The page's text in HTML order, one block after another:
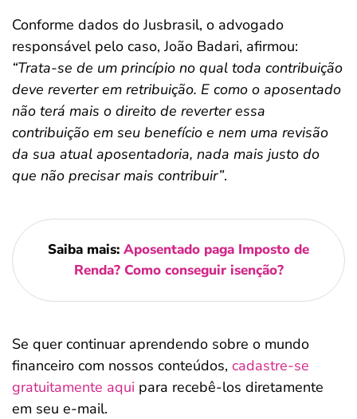
Conforme dados do Jusbrasil, o advogado
responsável pelo caso, João Badari, afirmou:
“Trata-se de um princípio no qual toda contribuição
deve reverter em retribuição. E como o aposentado
não terá mais o direito de reverter essa
contribuição em seu benefício e nem uma revisão
da sua atual aposentadoria, nada mais justo do
que não precisar mais contribuir”.
Saiba mais: Aposentado paga Imposto de
Renda? Como conseguir isenção?
Se quer continuar aprendendo sobre o mundo
financeiro com nossos conteúdos, cadastre-se
gratuitamente aqui para recebê-los diretamente
em seu e-mail.